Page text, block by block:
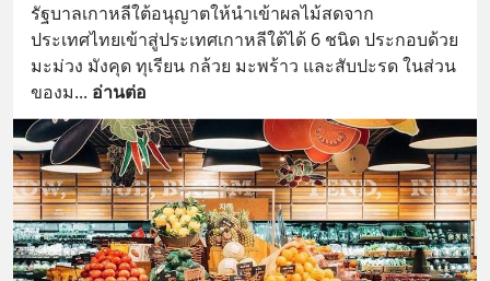
รัฐบาลเกาหลีใต้อนุญาตให้นำเข้าผลไม้สดจาก
ประเทศไทยเข้าสู่ประเทศเกาหลีใต้ได้ 6 ชนิด ประกอบด้วย
มะม่วง มังคุด ทุเรียน กล้วย มะพร้าว และสับปะรด ในส่วน
ของม... อ่านต่อ